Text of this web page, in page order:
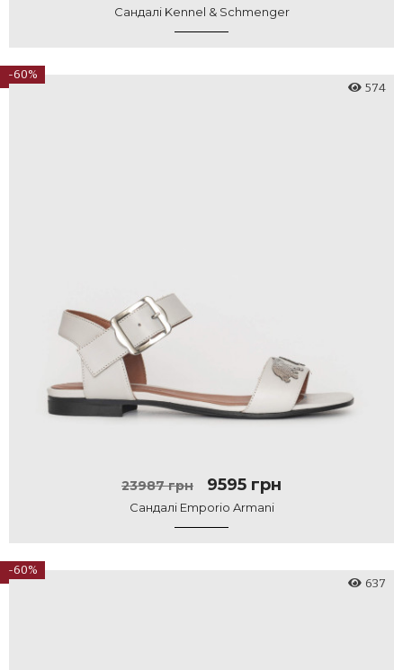
Сандалі Kennel & Schmenger
-60%
23987 грн 9595 грн
Сандалі Emporio Armani
574
-60%
637